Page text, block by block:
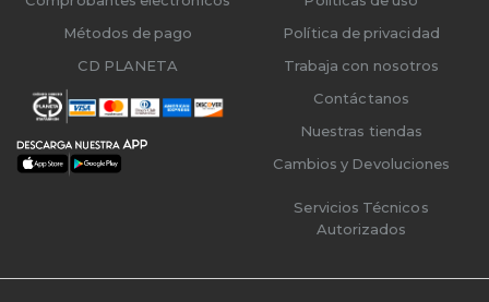
Métodos de pago
CD PLANETA
Política de privacidad
Trabaja con nosotros
Contáctanos
Nuestras tiendas
Cambios y Devoluciones
Servicios Técnicos
Autorizados